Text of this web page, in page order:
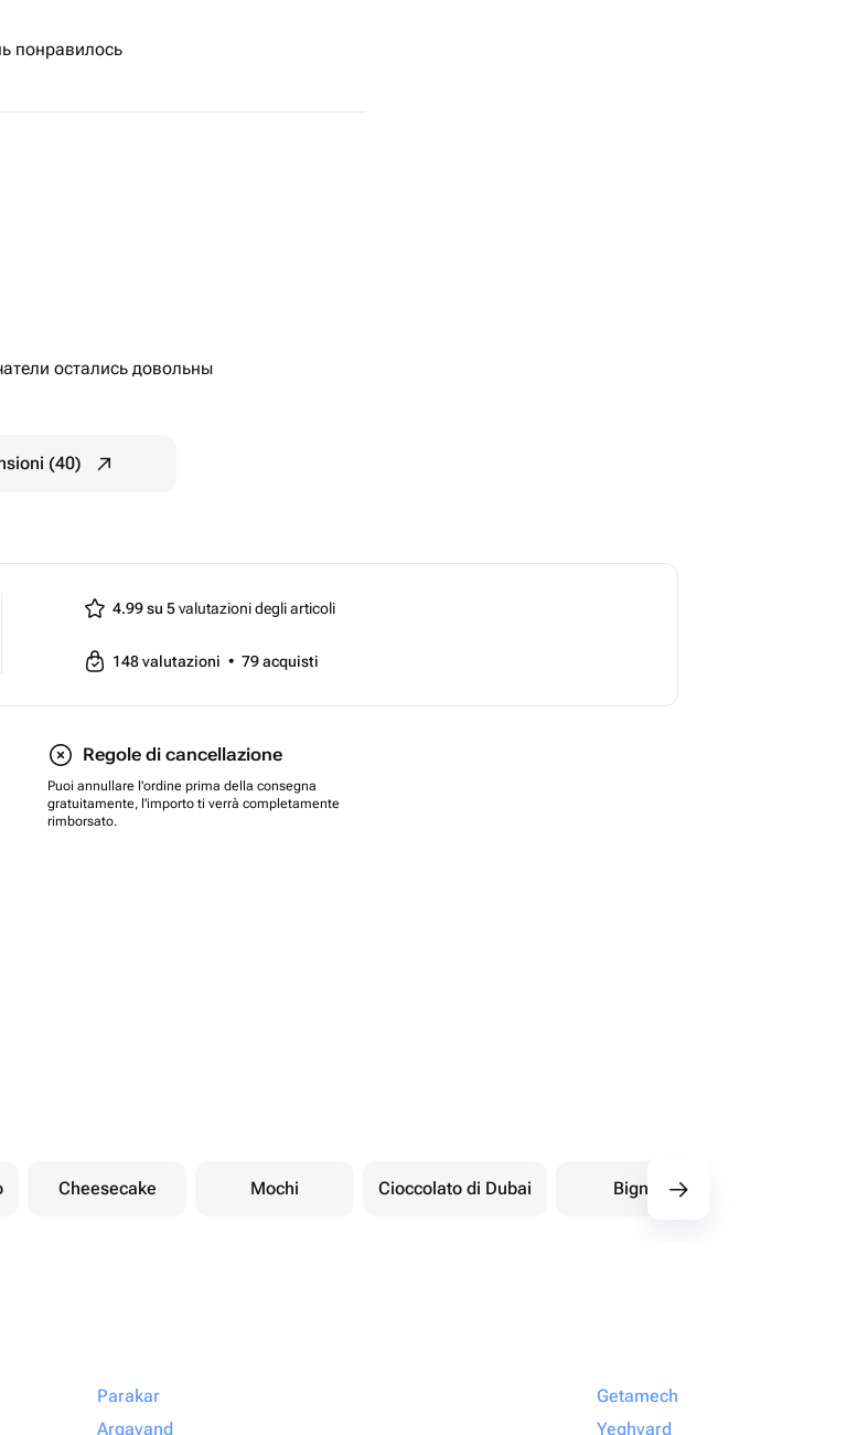
понравилось
остались довольны
(40)
4.99 su 5valutazioni degli articoli
148valutazioni • 79acquisti
Regole di cancellazione
Puoi annullare l'ordine prima della consegna
gratuitamente, l'importo ti verrà completamente
rimborsato.
Cheesecake Mochi Cioccolato di Dubai Bignè
Parakar
Argavand
Getamech
Yeghvard